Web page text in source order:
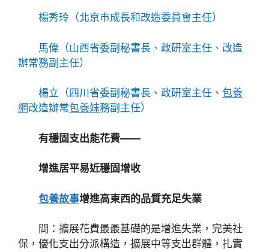
楊秀玲（北京市成長和改造委員會主任）
馬偉（山西省委副秘書長、政研室主任、改造
辦常務副主任）
楊立（四川省委副秘書長、政研室主任、 包養
網改造辦常包養妹務副主任）
有穩固支出能花費——
增進居平易近穩固增收
包養故事增進高東西的品質充足失業
問：擴展花費最最基礎的是增進失業，完美社
保，優化支出分派構造，擴展中等支出群體，扎實